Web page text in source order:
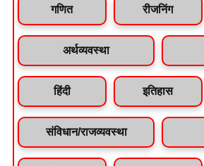
गणित रीजनिंग
अर्थव्यवस्था
हिंदी इतिहास
संविधान/राजव्यवस्था